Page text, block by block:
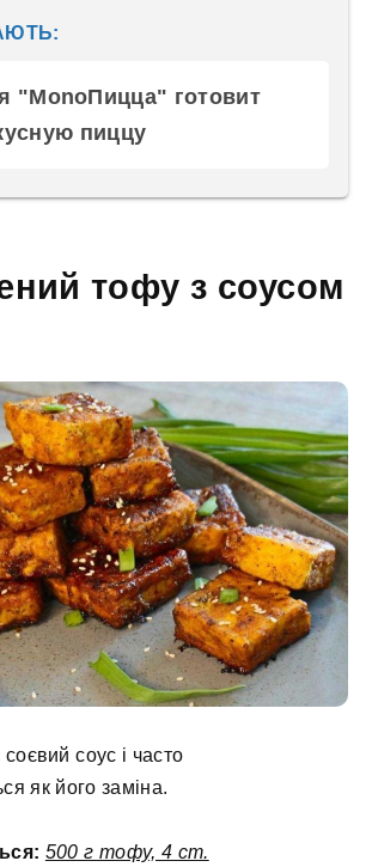
"MonoПицца" готовит
пиццу
тофу з соусом
соус і часто
як його заміна.
500 г тофу, 4 ст.